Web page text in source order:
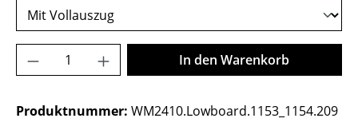
Produkt Anzahl: Gib den gewünschten
In den Warenkorb
Produktnummer: WM2410.Lowboard.1153_1154.209